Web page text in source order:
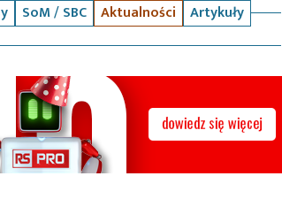
SoM / SBC Aktualności
Artykuły